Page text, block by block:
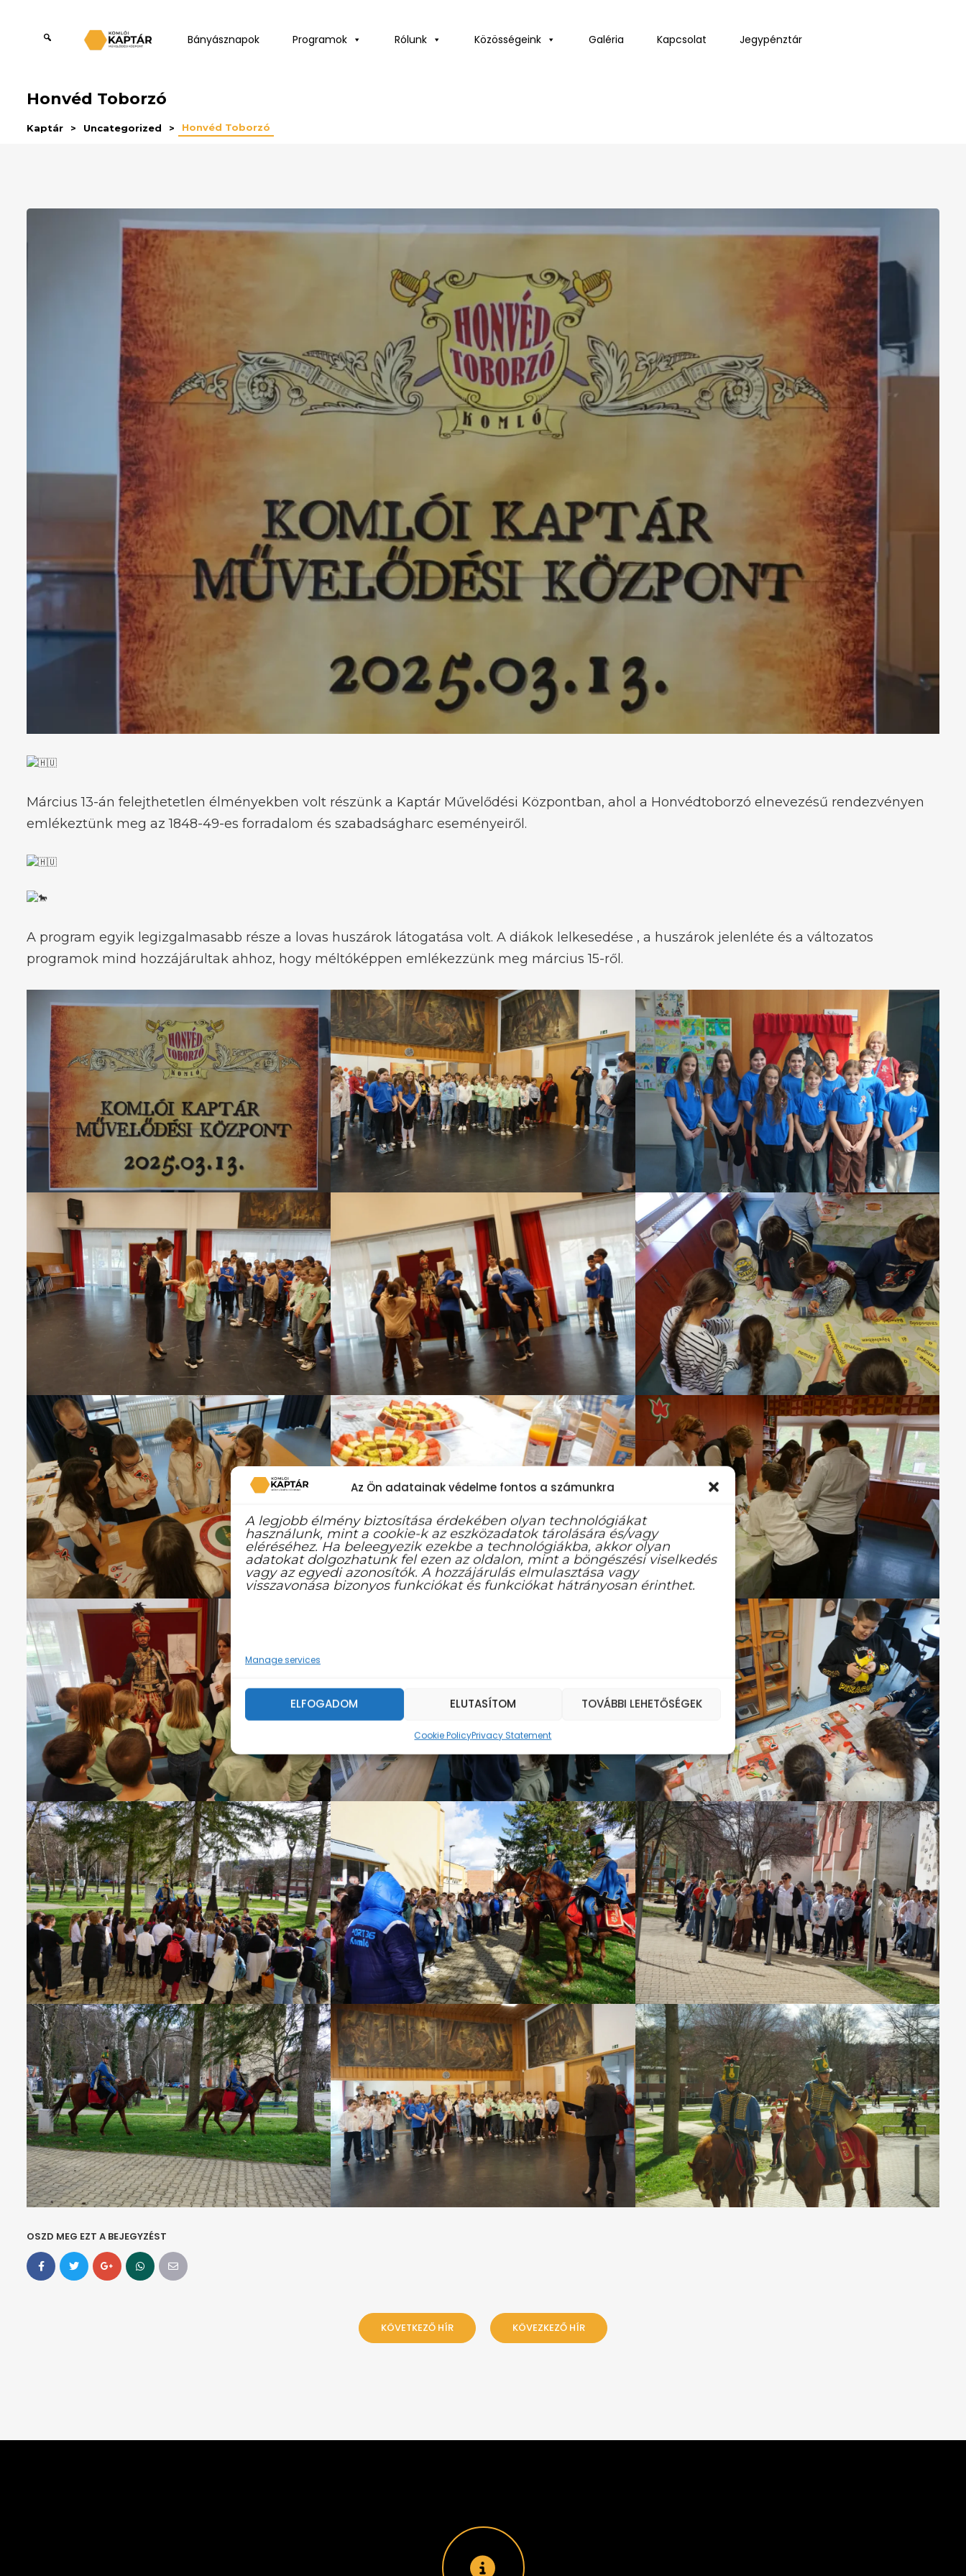
Az Ön adatainak védelme fontos a számunkra
A legjobb élmény biztosítása érdekében olyan technológiákat
használunk, mint a cookie-k az eszközadatok tárolására és/vagy
eléréséhez. Ha beleegyezik ezekbe a technológiákba, akkor olyan
adatokat dolgozhatunk fel ezen az oldalon, mint a böngészési viselkedés
vagy az egyedi azonosítók. A hozzájárulás elmulasztása vagy
visszavonása bizonyos funkciókat és funkciókat hátrányosan érinthet.
Manage services
ELFOGADOM ELUTASÍTOM TOVÁBBI LEHETŐSÉGEK
Cookie PolicyPrivacy Statement
Bányásznapok Programok Rólunk Közösségeink Galéria Kapcsolat Jegypénztár
Honvéd Toborzó
Kaptár Uncategorized Honvéd Toborzó
Március 13-án felejthetetlen élményekben volt részünk a Kaptár Művelődési Központban, ahol a Honvédtoborzó elnevezésű rendezvényen
emlékeztünk meg az 1848-49-es forradalom és szabadságharc eseményeiről.
A program egyik legizgalmasabb része a lovas huszárok látogatása volt. A diákok lelkesedése , a huszárok jelenléte és a változatos
programok mind hozzájárultak ahhoz, hogy méltóképpen emlékezzünk meg március 15-ről.
OSZD MEG EZT A BEJEGYZÉST
KÖVETKEZŐ HÍR KÖVEZKEZŐ HÍR